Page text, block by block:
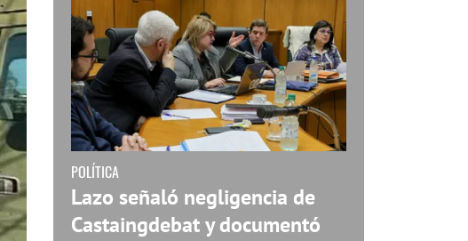
POLÍTICA
Lazo señaló negligencia de
Castaingdebat y documentó